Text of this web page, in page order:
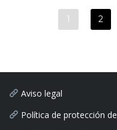
1 2
Aviso legal
Política de protección